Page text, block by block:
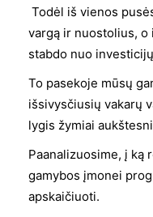
Todėl iš vienos
vargą ir nuostolius, o
stabdo nuo
To pasekoje mūsų
išsivysčiusių vakarų
lygis žymiai
Paanalizuosime, į ką
gamybos įmonei
apskaičiuoti.